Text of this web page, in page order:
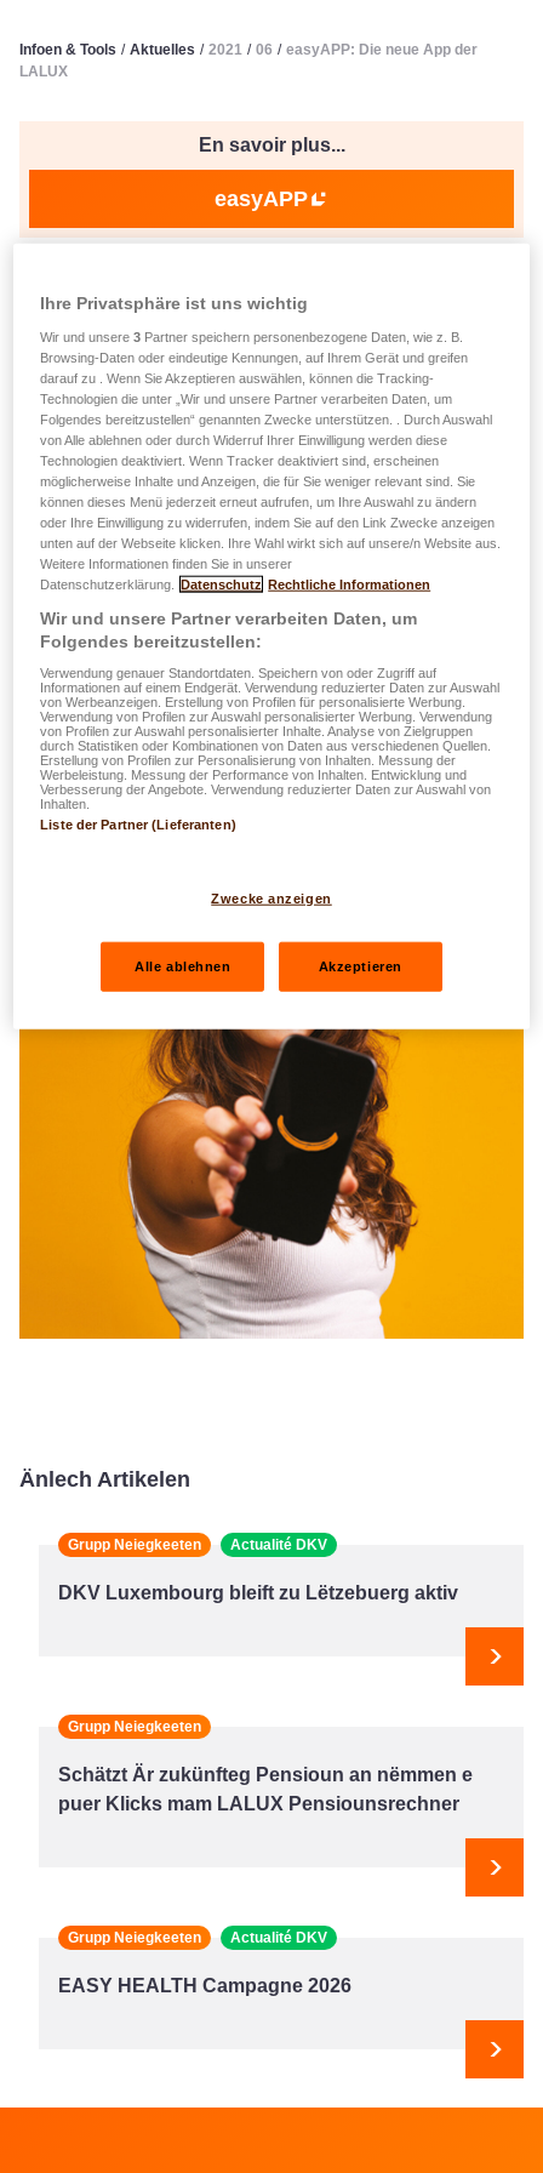
Infoen & Tools / Aktuelles / 2021 / 06 / easyAPP: Die neue App der
LALUX
En savoir plus...
easyAPP
easyAPP: Die neue App der
LALUX
Votre agent à portée de main !
La nouvelle easyAPP de LALUXa pour objectif
de simplifier la gestion de vos assurances: consultez tous
vos contrats d'assurances dommages, de responsabilité
civile, d'assurances vie et santé à un seul endroit.
Profitez d'une panoplie deservices digitaux
demandes de remboursement santé, les déclarations de
sinistres, la modification de vos données personnelles ou
encore les requêtes de documents tels que certificats
fiscaux et attestations tout en conservant uncontact
privilégié avec votre agent.
Änlech Artikelen
Grupp Neiegkeeten Actualité DKV
DKV Luxembourg bleift zu Lëtzebuerg aktiv
Next
Grupp Neiegkeeten
Schätzt Är zukünfteg Pensioun an nëmmen e
puer Klicks mam LALUX Pensiounsrechner
Next
Grupp Neiegkeeten Actualité DKV
EASY HEALTH Campagne 2026
Next
Ihre Privatsphäre ist uns wichtig
Wir und unsere3 Partner speichern personenbezogene Daten, wie z. B.
Browsing-Daten oder eindeutige Kennungen, auf Ihrem Gerät und greifen
darauf zu . Wenn Sie Akzeptieren auswählen, können die Tracking-
Technologien die unter „Wir und unsere Partner verarbeiten Daten, um
Folgendes bereitzustellen“ genannten Zwecke unterstützen. . Durch Auswahl
von Alle ablehnen oder durch Widerruf Ihrer Einwilligung werden diese
Technologien deaktiviert. Wenn Tracker deaktiviert sind, erscheinen
möglicherweise Inhalte und Anzeigen, die für Sie weniger relevant sind. Sie
können dieses Menü jederzeit erneut aufrufen, um Ihre Auswahl zu ändern
oder Ihre Einwilligung zu widerrufen, indem Sie auf den Link Zwecke anzeigen
unten auf der Webseite klicken. Ihre Wahl wirkt sich auf unsere/n Website aus.
Weitere Informationen finden Sie in unserer
Datenschutzerklärung.
Datenschutz Rechtliche Informationen
Wir und unsere Partner verarbeiten Daten, um
Folgendes bereitzustellen:
Verwendung genauer Standortdaten. Speichern von oder Zugriff auf
Informationen auf einem Endgerät. Verwendung reduzierter Daten zur Auswahl
von Werbeanzeigen. Erstellung von Profilen für personalisierte Werbung.
Verwendung von Profilen zur Auswahl personalisierter Werbung. Verwendung
von Profilen zur Auswahl personalisierter Inhalte. Analyse von Zielgruppen
durch Statistiken oder Kombinationen von Daten aus verschiedenen Quellen.
Erstellung von Profilen zur Personalisierung von Inhalten. Messung der
Werbeleistung. Messung der Performance von Inhalten. Entwicklung und
Verbesserung der Angebote. Verwendung reduzierter Daten zur Auswahl von
Inhalten.
Liste der Partner (Lieferanten)
Zwecke anzeigen
Alle ablehnen Akzeptieren